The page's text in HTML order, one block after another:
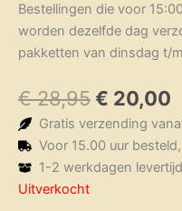
Bestellingen die voor
worden dezelfde dag
pakketten van dinsdag t/
€28,95
prijs
was:
€ 28,95.
€ 20,00
Gratis verzending
Voor 15.00 uur
1-2 werkdagen levertijd
Uitverkocht